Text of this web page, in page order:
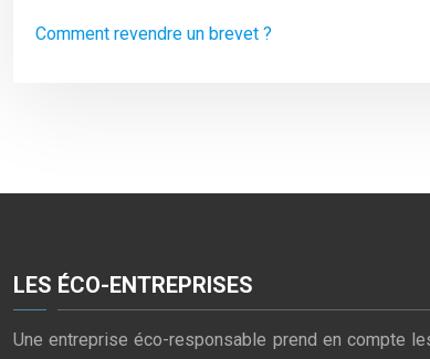
Comment revendre un brevet ?
LES ÉCO-ENTREPRISES
Une entreprise éco-responsable prend en compte